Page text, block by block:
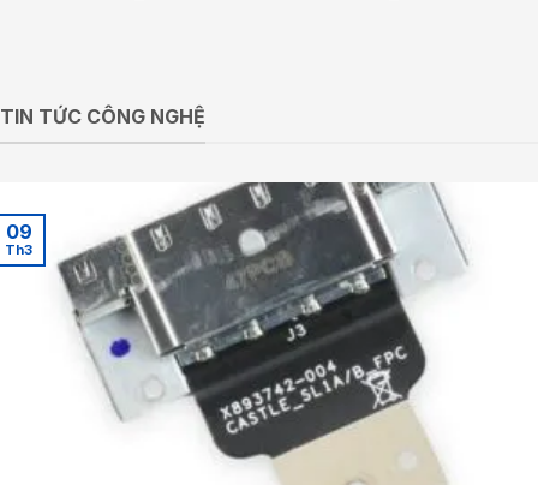
TIN TỨC CÔNG NGHỆ
09
Th3